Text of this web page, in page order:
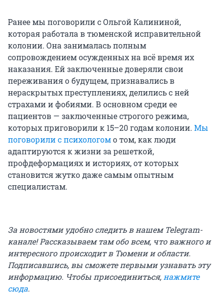
Ранее мы поговорили с Ольгой Калининой,
которая работала в тюменской исправительной
колонии. Она занималась полным
сопровождением осужденных на всё время их
наказания. Ей заключенные доверяли свои
переживания о будущем, признавались в
нераскрытых преступлениях, делились с ней
страхами и фобиями. В основном среди ее
пациентов — заключенные строгого режима,
которых приговорили к 15–20 годам колонии. Мы
поговорили с психологомо том, как люди
адаптируются к жизни за решеткой,
профдеформациях и историях, от которых
становится жутко даже самым опытным
специалистам.
За новостями удобно следить в нашем Telegram-
канале! Рассказываем там обо всем, что важного и
интересного происходит в Тюмени и области.
Подписавшись, вы сможете первыми узнавать эту
информацию. Чтобы присоединиться, нажмите
сюда.